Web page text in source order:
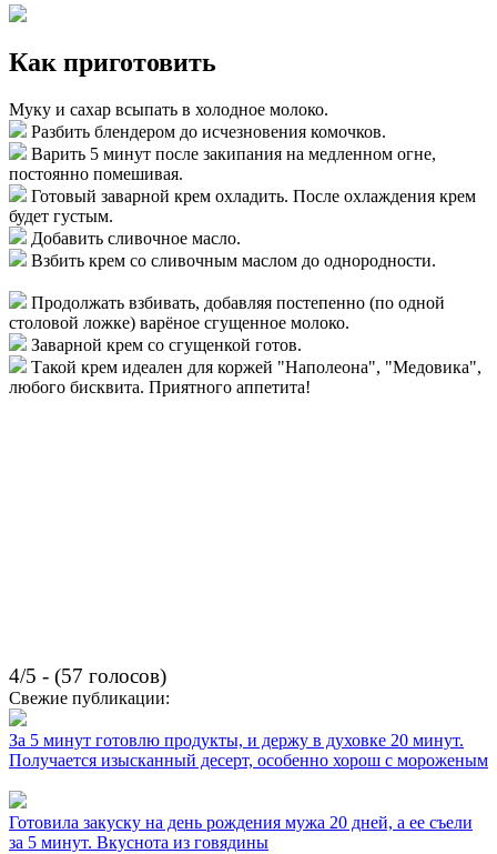
Как приготовить
Муку и сахар всыпать в холодное молоко.
Разбить блендером до исчезновения комочков.
Варить 5 минут после закипания на медленном огне,
постоянно помешивая.
Готовый заварной крем охладить. После охлаждения крем
будет густым.
Добавить сливочное масло.
Взбить крем со сливочным маслом до однородности.
Продолжать взбивать, добавляя постепенно (по одной
столовой ложке) варёное сгущенное молоко.
Заварной крем со сгущенкой готов.
Такой крем идеален для коржей "Наполеона", "Медовика",
любого бисквита. Приятного аппетита!
4/5 - (57 голосов)
Свежие публикации:
За 5 минут готовлю продукты, и держу в духовке 20 минут.
Получается изысканный десерт, особенно хорош с мороженым
Готовила закуску на день рождения мужа 20 дней, а ее съели
за 5 минут. Вкуснота из говядины